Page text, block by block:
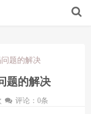
题的解决
题的解决
评论：0条